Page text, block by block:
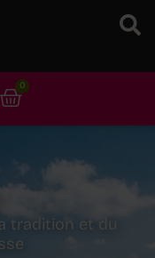
0
tradition et du